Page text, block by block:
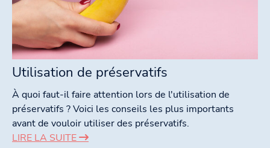
Utilisation de préservatifs
À quoi faut-il faire attention lors de l'utilisation de
préservatifs ? Voici les conseils les plus importants
avant de vouloir utiliser des préservatifs.
LIRE LA SUITE